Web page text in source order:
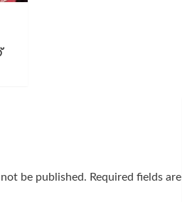
be published. Required fields are